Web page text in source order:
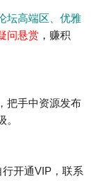
坛高端区、 优雅
问悬赏 ， 赚积
，把手中资源发布
。
开通VIP，联系